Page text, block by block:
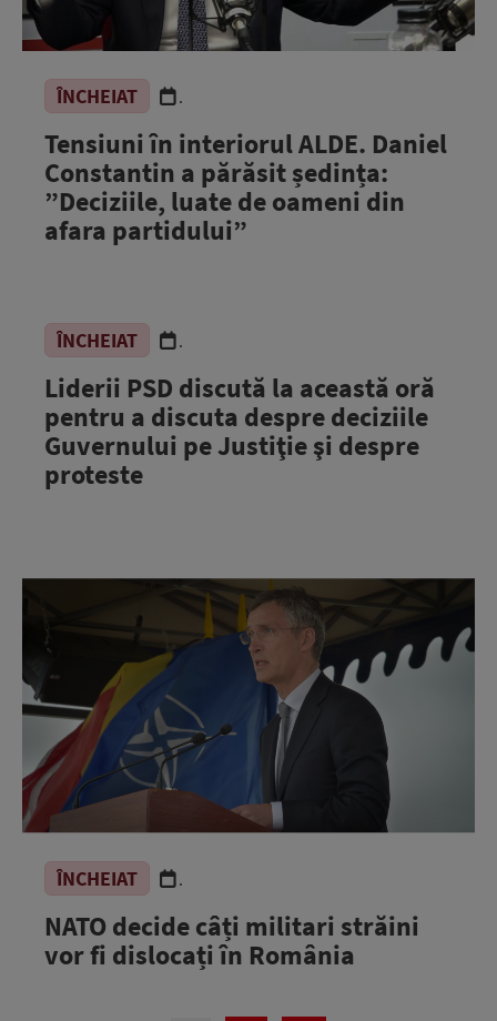
ÎNCHEIAT .
Tensiuni în interiorul ALDE. Daniel
Constantin a părăsit ședința:
”Deciziile, luate de oameni din
afara partidului”
ÎNCHEIAT .
Liderii PSD discută la această oră
pentru a discuta despre deciziile
Guvernului pe Justiţie şi despre
proteste
ÎNCHEIAT .
NATO decide câți militari străini
vor fi dislocați în România